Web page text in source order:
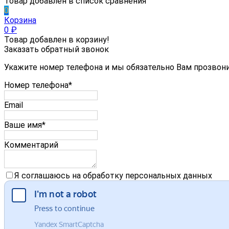
0
Корзина
0 ₽
Товар добавлен в корзину!
Заказать обратный звонок
Укажите номер телефона и мы обязательно Вам
Номер телефона*
Email
Ваше имя*
Комментарий
Я соглашаюсь на обработку персональных данных